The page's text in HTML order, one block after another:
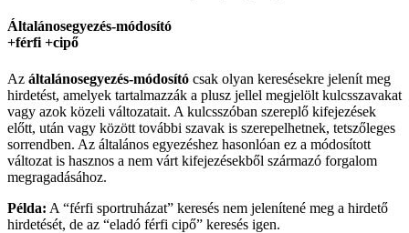
Általánosegyezés-módosító
+férfi +cipő
Az általánosegyezés-módosító csak olyan keresésekre jelenít meg
hirdetést, amelyek tartalmazzák a plusz jellel megjelölt kulcsszavakat
vagy azok közeli változatait. A kulcsszóban szereplő kifejezések
előtt, után vagy között további szavak is szerepelhetnek, tetszőleges
sorrendben. Az általános egyezéshez hasonlóan ez a módosított
változat is hasznos a nem várt kifejezésekből származó forgalom
megragadásához.
Példa: A “férfi sportruházat” keresés nem jelenítené meg a hirdető
hirdetését, de az “eladó férfi cipő” keresés igen.